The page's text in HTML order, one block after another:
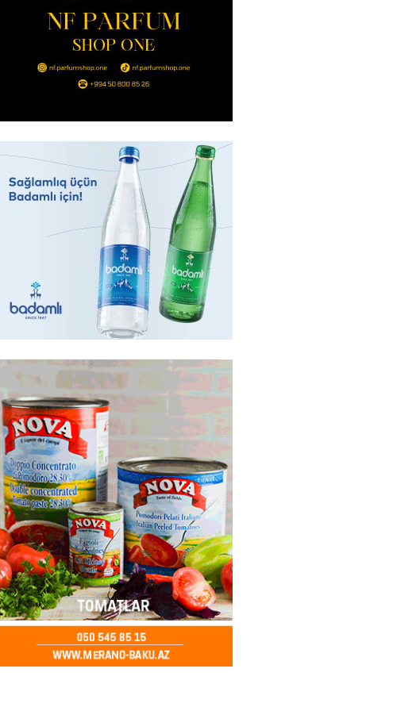
07.08.2026- 14:00
Mişustin avtomobildə Paşinyana nə
Prezidentdən Abel Məhərrəmovun oğlu
ilə bağlı SƏRƏNCAM
96
Prezidentdən Xəzər Fərhadov ilə bağlı
SƏRƏNCAM
07.08.2026- 13:15 75
Media və Yayım Şurası
07.08.2026- 13:00
GÜNDƏM
Aytən Abdullayevaya yüksək vəzifə
07.08.2026- 12:45 93
İssık-Kul gölündən gəzinti
paylaşıb
07.08.2026- 12:30 70
rayonunda 70 min manat